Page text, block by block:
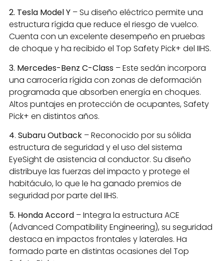
2. Tesla Model Y – Su diseño eléctrico permite una
estructura rígida que reduce el riesgo de vuelco.
Cuenta con un excelente desempeño en pruebas
de choque y ha recibido el Top Safety Pick+ del IIHS.
3. Mercedes-Benz C-Class – Este sedán incorpora
una carrocería rígida con zonas de deformación
programada que absorben energía en choques.
Altos puntajes en protección de ocupantes, Safety
Pick+ en distintos años.
4. Subaru Outback – Reconocido por su sólida
estructura de seguridad y el uso del sistema
EyeSight de asistencia al conductor. Su diseño
distribuye las fuerzas del impacto y protege el
habitáculo, lo que le ha ganado premios de
seguridad por parte del IIHS.
5. Honda Accord – Integra la estructura ACE
(Advanced Compatibility Engineering), su seguridad
destaca en impactos frontales y laterales. Ha
formado parte en distintas ocasiones del Top